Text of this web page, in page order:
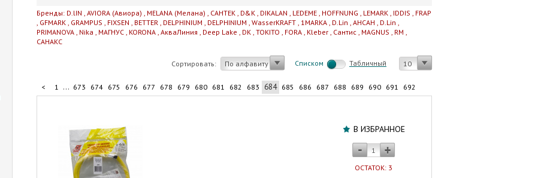
Бренды: D.lIN , AVIORA (Авиора) , MELANA (Мелана) , САНТЕК , D&K , DIKALAN , LEDEME , HOFFNUNG , LEMARK , IDDIS , FRAP
, GFMARK , GRAMPUS , FIXSEN , BETTER , DELPHINIUM , DELPHINIUM , WasserKRAFT , 1MARKA , D.Lin , AHCAH , D.Lin ,
PRIMANOVA , Nika , МАГНУС , KORONA , АкваЛиния , Deep Lake , DK , TOKITO , FORA , Kleber , Сантис , MAGNUS , RM ,
САНАКС
Сортировать: По алфавиту Cписком Табличный 10
< 1 ... 673 674 675 676 677 678 679 680 681 682 683 684 685 686 687 688 689 690 691
692
В ИЗБРАННОЕ
ОСТАТОК: 3